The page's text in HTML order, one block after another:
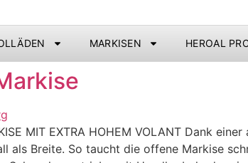
MARKISEN HEROAL
MIT EXTRA HOHEM VOLANT Dank
als Breite. So taucht die offene Markise